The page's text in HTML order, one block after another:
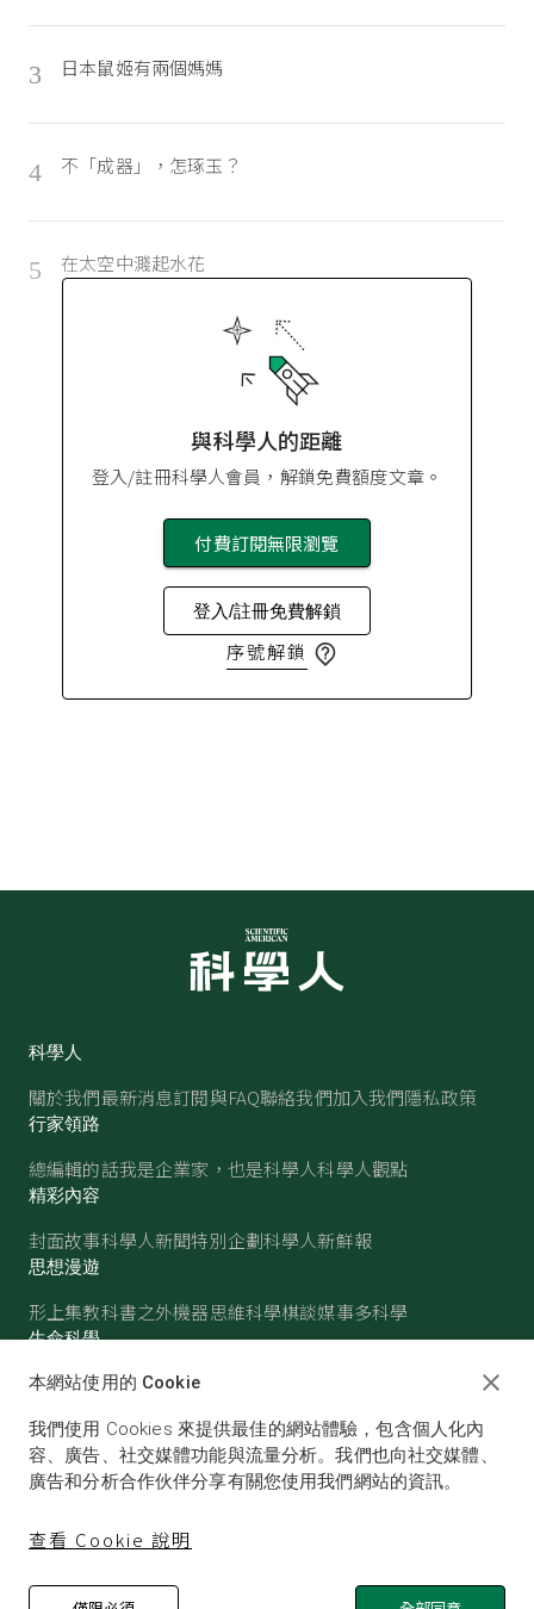
3 日本鼠姬有兩個媽媽
4 不「成器」，怎琢玉？
5 在太空中濺起水花
與科學人的距離
登入/註冊科學人會員，解鎖免費額度文章。
付費訂閱無限瀏覽
登入/註冊免費解鎖
序號解鎖
科學人
關於我們最新消息訂閱與FAQ聯絡我們加入我們隱私政策
行家領路
總編輯的話我是企業家，也是科學人科學人觀點
精彩內容
封面故事科學人新聞特別企劃科學人新鮮報
思想漫遊
形上集教科書之外機器思維科學棋談媒事多科學
生命科學
醫學古生物心理學生態學
物理 化學地球科學天文
本網站使用的 Cookie
我們使用 Cookies 來提供最佳的網站體驗，包含個人化內
容、廣告、社交媒體功能與流量分析。我們也向社交媒體、
廣告和分析合作伙伴分享有關您使用我們網站的資訊。
查看 Cookie 說明